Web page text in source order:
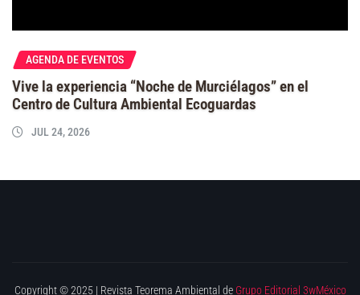
AGENDA DE EVENTOS
Vive la experiencia “Noche de Murciélagos” en el
Centro de Cultura Ambiental Ecoguardas
JUL 24, 2026
Copyright © 2025 | Revista Teorema Ambiental de Grupo Editorial 3wMéxico